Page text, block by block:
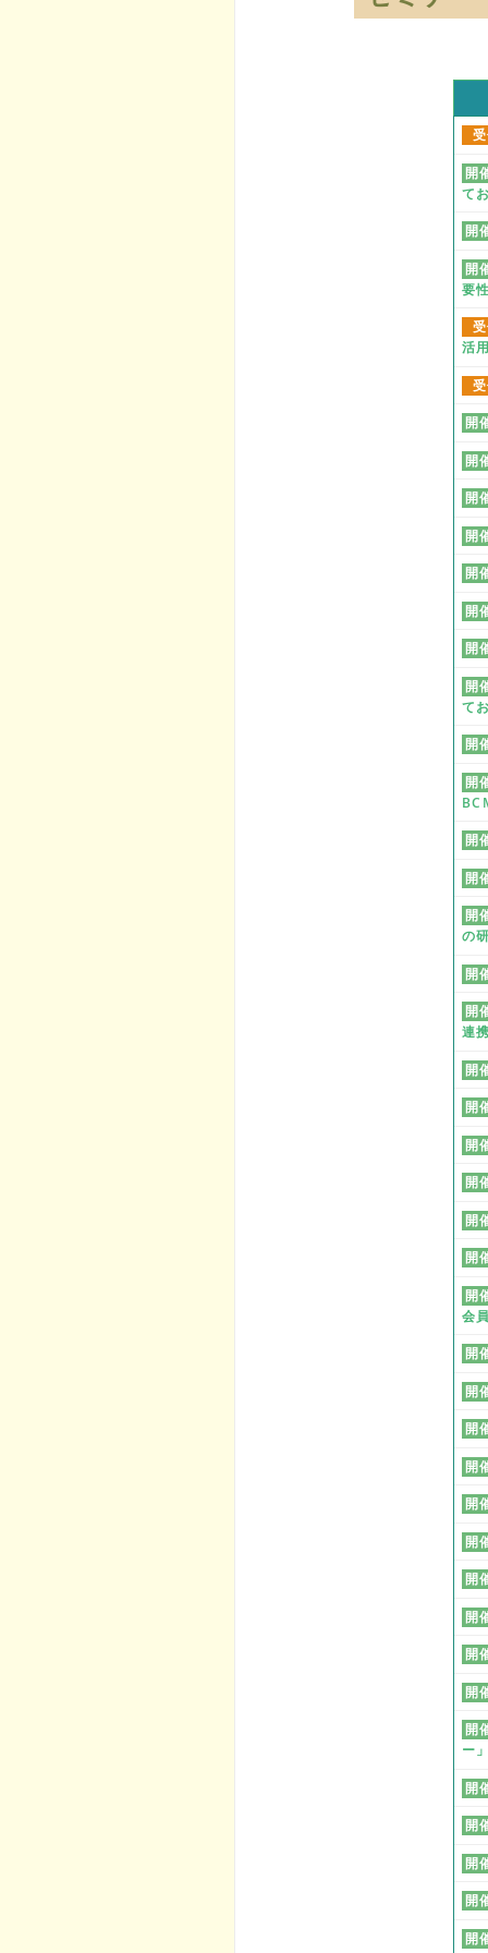
開
て
開
開
要
活
開
開
開
開
開
開
開
開
て
開
開
開
開
開
の
開
開
連
開
開
開
開
開
開
開
会
開
開
開
開
開
開
開
開
開
開
開
ー
開
開
開
開
開